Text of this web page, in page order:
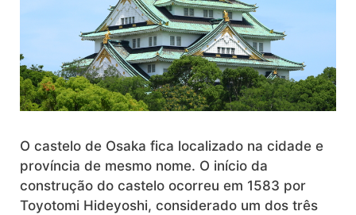
O castelo de Osaka fica localizado na cidade e
província de mesmo nome. O início da
construção do castelo ocorreu em 1583 por
Toyotomi Hideyoshi, considerado um dos três